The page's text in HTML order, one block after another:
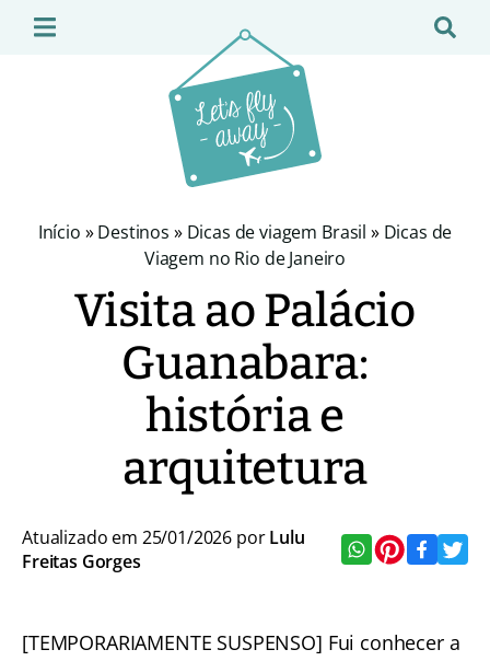
Início »Destinos » Dicas de viagem Brasil » Dicas de
Viagem no Rio de Janeiro
Visita ao Palácio
Guanabara:
história e
arquitetura
Atualizado em 25/01/2026 porLulu
Freitas Gorges
[TEMPORARIAMENTE SUSPENSO] Fui conhecer a